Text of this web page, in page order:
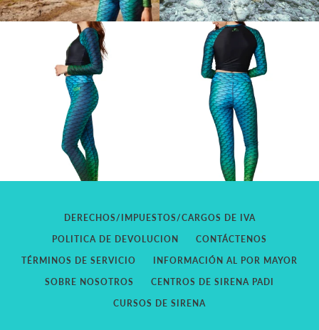
DERECHOS/IMPUESTOS/CARGOS DE IVA
POLITICA DE DEVOLUCION
CONTÁCTENOS
TÉRMINOS DE SERVICIO
INFORMACIÓN AL POR MAYOR
SOBRE NOSOTROS
CENTROS DE SIRENA PADI
CURSOS DE SIRENA